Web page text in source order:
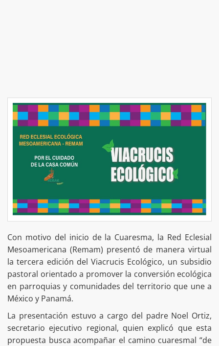
Con motivo del inicio de la Cuaresma, la Red Eclesial
Mesoamericana (Remam) presentó de manera virtual
la tercera edición del Viacrucis Ecológico, un subsidio
pastoral orientado a promover la conversión ecológica
en parroquias y comunidades del territorio que une a
México y Panamá.
La presentación estuvo a cargo del padre Noel Ortiz,
secretario ejecutivo regional, quien explicó que esta
propuesta busca acompañar el camino cuaresmal “de